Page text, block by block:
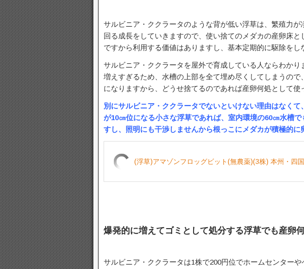
サルビニア・ククラータのような背が低い浮草は、繁殖力が
回る成長をしていきますので、使い捨てのメダカの産卵床と
ですから利用する価値はありますし、基本定期的に駆除をし
サルビニア・ククラータを屋外で育成している人ならわかり
増えすぎるため、水槽の上部を全て埋め尽くしてしまうので
になりますから、どうせ捨てるのであれば産卵何処として使
別にサルビニア・ククラータでないといけない理由はなくて
が10㎝位になる小さな浮草であれば、室内環境の60㎝水槽で
すし、照明にも干渉しませんから根っこにメダカが積極的に
(浮草)アマゾンフロッグビット(無農薬)(3株) 本州・四
爆発的に増えてゴミとして処分する浮草でも産卵
サルビニア・ククラータは1株で200円位でホームセンター